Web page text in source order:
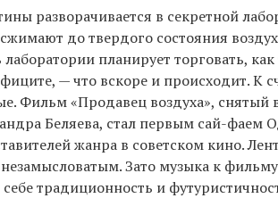
разворачивается в секретной
до твердого состояния
лаборатории планирует торговать,
— что вскоре и происходит. К
Фильм «Продавец воздуха»,
Беляева, стал первым сай-фаем
жанра в советском кино.
Зато музыка к
традиционность и